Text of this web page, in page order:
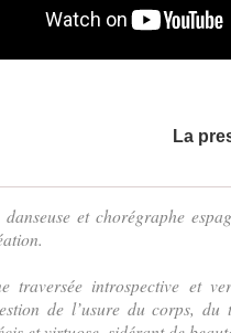
La
danseuse et chorégraphe
traversée introspective et
de l’usure du corps, du